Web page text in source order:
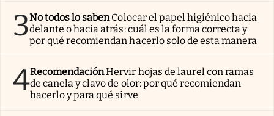
3No todos lo sabenColocar el papel higiénico hacia
delante o hacia atrás: cuál es la forma correcta y
por qué recomiendan hacerlo solo de esta manera
4RecomendaciónHervir hojas de laurel con ramas
de canela y clavo de olor: por qué recomiendan
hacerlo y para qué sirve